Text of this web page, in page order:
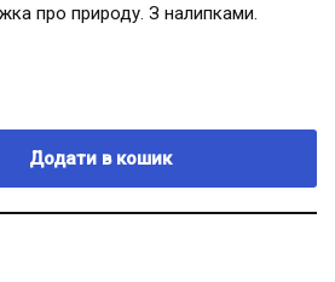
про природу. З налипками.
Додати в кошик